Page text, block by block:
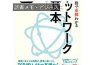
読書メモ - ビジネス